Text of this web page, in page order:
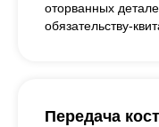
оторванных
обязательству-
Передача